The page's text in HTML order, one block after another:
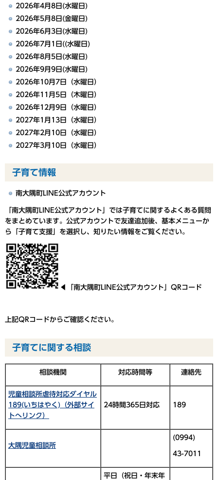
2026年4月8日(水曜日)
2026年5月8日(金曜日)
2026年6月3日(水曜日)
2026年7月1日((水曜日)
2026年8月5日(水曜日)
2026年9月9日(水曜日)
2026年10月7日（水曜日）
2026年11月5日（木曜日）
2026年12月9日（水曜日）
2027年1月13日（水曜日）
2027年2月10日（水曜日）
2027年3月10日（水曜日）
子育て情報
南大隅町LINE公式アカウント
「南大隅町LINE公式アカウント」では子育てに関するよくある質問
をまとめています。公式アカウントで友達追加後、基本メニューか
ら「子育て支援」を選択し、知りたい情報をご覧ください。
◀「南大隅町LINE公式アカウント」QRコード
上記QRコードからご確認ください。
子育てに関する相談
相談機関 対応時間等 連絡先
児童相談所虐待対応ダイヤル
189(いちはやく)（外部サイ
トへリンク）
24時間365日対応 189
大隅児童相談所
(0994)
43-7011
平日（祝日・年末年